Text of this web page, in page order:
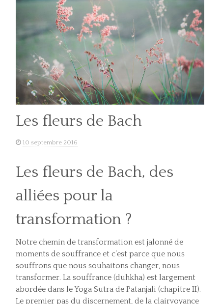
Les fleurs de Bach
10 septembre 2016
Les fleurs de Bach, des
alliées pour la
transformation ?
Notre chemin de transformation est jalonné de
moments de souffrance et c’est parce que nous
souffrons que nous souhaitons changer, nous
transformer. La souffrance (duhkha) est largement
abordée dans le Yoga Sutra de Patanjali (chapitre II).
Le premier pas du discernement, de la clairvoyance